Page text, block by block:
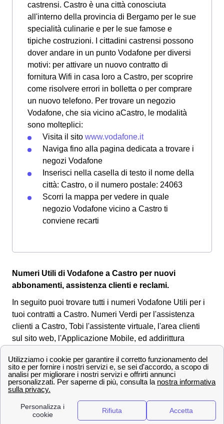
castrensi. Castro è una città conosciuta
all'interno della provincia di Bergamo per le sue
specialità culinarie e per le sue famose e
tipiche costruzioni. I cittadini castrensi possono
dover andare in un punto Vodafone per diversi
motivi: per attivare un nuovo contratto di
fornitura Wifi in casa loro a Castro, per scoprire
come risolvere errori in bolletta o per comprare
un nuovo telefono. Per trovare un negozio
Vodafone, che sia vicino aCastro, le modalità
sono molteplici:
Visita il sito www.vodafone.it
Naviga fino alla pagina dedicata a trovare i
negozi Vodafone
Inserisci nella casella di testo il nome della
città: Castro, o il numero postale: 24063
Scorri la mappa per vedere in quale
negozio Vodafone vicino a Castro ti
conviene recarti
Numeri Utili di Vodafone a Castro per nuovi
abbonamenti, assistenza clienti e reclami.
In seguito puoi trovare tutti i numeri Vodafone Utili per i
tuoi contratti a Castro. Numeri Verdi per l'assistenza
clienti a Castro, Tobi l'assistente virtuale, l'area clienti
sul sito web, l'Applicazione Mobile, ed addirittura
Vodafone Castro, contatti
Area clienti e App Vodafone per i castrensi 🗣
Tutti i cittadini castrensi che hanno sottoscritto un
contratto Vodafone, potranno gestire i loro abbonamenti